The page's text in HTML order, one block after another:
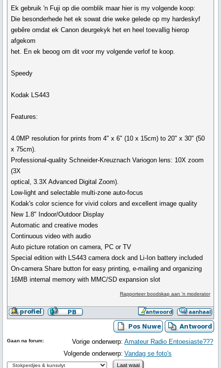
Ek gebruik 'n Fuji op die oomblik maar hier is my volgende koop:
Die besonderhede het ek sowat drie weke gelede op my hardeskyf
gebêre omdat ek Canon deurgekyk het en heel toevallig hierop
afgekom
het. En ek beoog om dit voor my volgende verlof te koop.
Speedy
Kodak LS443
Features:
4.0MP resolution for prints from 4" x 6" (10 x 15cm) to 20" x 30" (50
x 75cm).
Professional-quality Schneider-Kreuznach Variogon lens: 10X zoom
(3X
optical, 3.3X Advanced Digital Zoom).
Low-light and selectable multi-zone auto-focus
Kodak's color science for vivid colors and excellent image quality
New 1.8" Indoor/Outdoor Display
Automatic and creative modes
Continuous video with audio
Auto picture rotation on camera, PC or TV
Special edition with LS443 camera dock and Li-Ion battery included
On-camera Share button for easy printing, e-mailing and organizing
16MB internal memory with MMC/SD expansion slot
Rapporteer boodskap aan 'n moderator
Vorige onderwerp: Amateur Radio Entoesiaste???
Volgende onderwerp: Vandag se foto's
Gaan na forum: